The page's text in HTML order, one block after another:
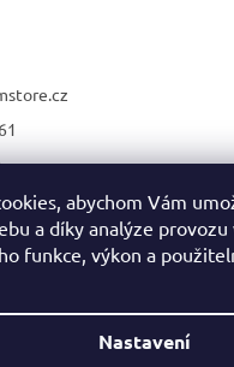
abychom Vám
a díky analýze
funkce, výkon a
Nastavení
Vytvořil Shoptet